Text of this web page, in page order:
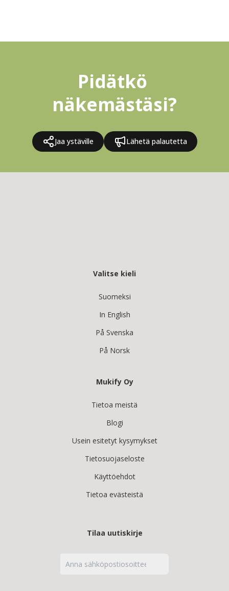
Pidätkö
näkemästäsi?
Jaa ystäville Lähetä palautetta
Valitse kieli
Suomeksi
In English
På Svenska
På Norsk
Mukify Oy
Tietoa meistä
Blogi
Usein esitetyt kysymykset
Tietosuojaseloste
Käyttöehdot
Tietoa evästeistä
Tilaa uutiskirje